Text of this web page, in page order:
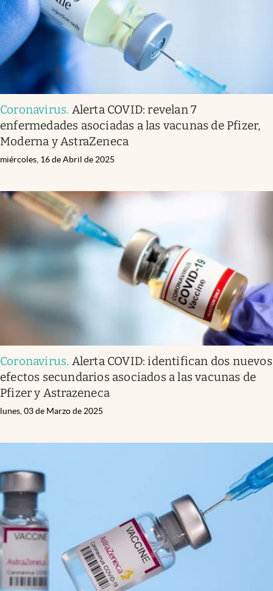
Coronavirus. Alerta COVID: revelan 7
enfermedades asociadas a las vacunas de Pfizer,
Moderna y AstraZeneca
miércoles, 16 de Abril de 2025
Coronavirus. Alerta COVID: identifican dos nuevos
efectos secundarios asociados a las vacunas de
Pfizer y Astrazeneca
lunes, 03 de Marzo de 2025